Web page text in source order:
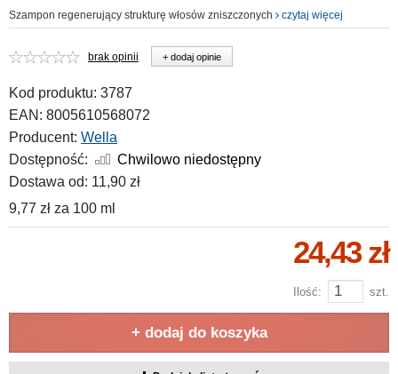
Szampon regenerujący strukturę włosów zniszczonych czytaj więcej
brak opinii + dodaj opinie
Kod produktu: 3787
EAN: 8005610568072
Producent: Wella
Dostępność:
Chwilowo niedostępny
Dostawa od: 11,90 zł
9,77 zł za 100 ml
24,43 zł
Ilość: szt.
+ dodaj do koszyka